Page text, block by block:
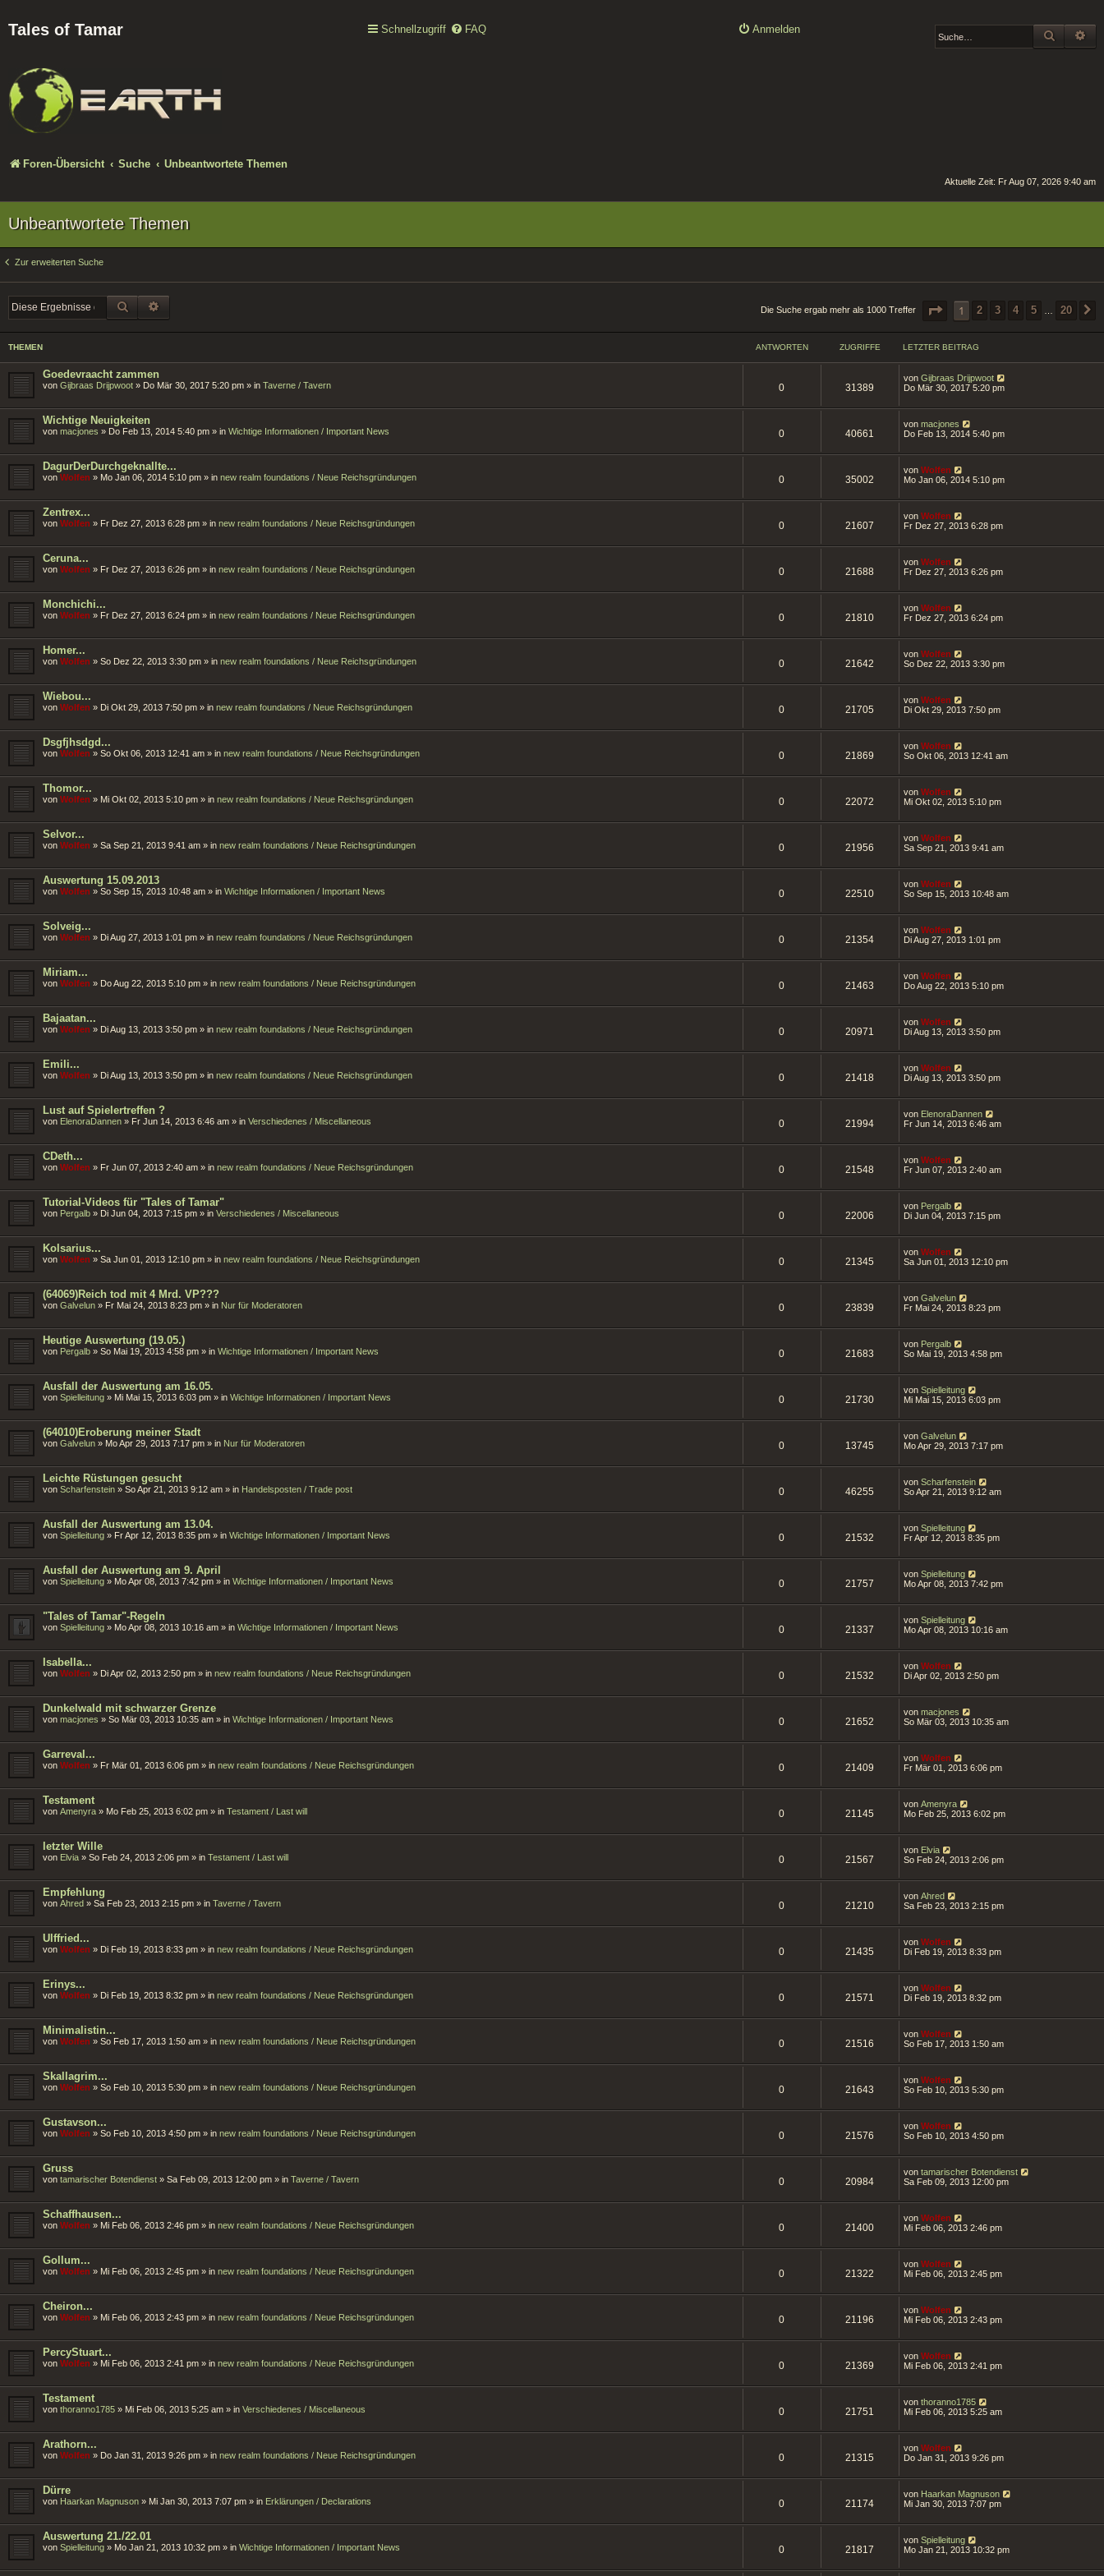
Tales of Tamar Schnellzugriff FAQ Anmelden SUCHE
Foren-Übersicht Suche Unbeantwortete Themen
Aktuelle Zeit: Fr Aug 07, 2026 9:40 am
Unbeantwortete Themen
Zur erweiterten Suche
SUCHE Die Suche ergab mehr als 1000 Treffer SEITE1 VON20
1 2 3 4 5 20
THEMEN ANTWORTEN ZUGRIFFE LETZTER BEITRAG
Goedevraacht zammen
von Gijbraas Drijpwoot » Do Mär 30, 2017 5:20 pm » in Taverne / Tavern 0 31389
von Gijbraas Drijpwoot
Do Mär 30, 2017 5:20 pm
Wichtige Neuigkeiten
von macjones » Do Feb 13, 2014 5:40 pm » in Wichtige Informationen / Important News 0 40661
von macjones
Do Feb 13, 2014 5:40 pm
DagurDerDurchgeknallte...
von Wolfen » Mo Jan 06, 2014 5:10 pm » in new realm foundations / Neue Reichsgründungen 0 35002
von Wolfen
Mo Jan 06, 2014 5:10 pm
Zentrex...
von Wolfen » Fr Dez 27, 2013 6:28 pm » in new realm foundations / Neue Reichsgründungen 0 21607
von Wolfen
Fr Dez 27, 2013 6:28 pm
Ceruna...
von Wolfen » Fr Dez 27, 2013 6:26 pm » in new realm foundations / Neue Reichsgründungen 0 21688
von Wolfen
Fr Dez 27, 2013 6:26 pm
Monchichi...
von Wolfen » Fr Dez 27, 2013 6:24 pm » in new realm foundations / Neue Reichsgründungen 0 21810
von Wolfen
Fr Dez 27, 2013 6:24 pm
Homer...
von Wolfen » So Dez 22, 2013 3:30 pm » in new realm foundations / Neue Reichsgründungen 0 21642
von Wolfen
So Dez 22, 2013 3:30 pm
Wiebou...
von Wolfen » Di Okt 29, 2013 7:50 pm » in new realm foundations / Neue Reichsgründungen 0 21705
von Wolfen
Di Okt 29, 2013 7:50 pm
Dsgfjhsdgd...
von Wolfen » So Okt 06, 2013 12:41 am » in new realm foundations / Neue Reichsgründungen 0 21869
von Wolfen
So Okt 06, 2013 12:41 am
Thomor...
von Wolfen » Mi Okt 02, 2013 5:10 pm » in new realm foundations / Neue Reichsgründungen 0 22072
von Wolfen
Mi Okt 02, 2013 5:10 pm
Selvor...
von Wolfen » Sa Sep 21, 2013 9:41 am » in new realm foundations / Neue Reichsgründungen 0 21956
von Wolfen
Sa Sep 21, 2013 9:41 am
Auswertung 15.09.2013
von Wolfen » So Sep 15, 2013 10:48 am » in Wichtige Informationen / Important News 0 22510
von Wolfen
So Sep 15, 2013 10:48 am
Solveig...
von Wolfen » Di Aug 27, 2013 1:01 pm » in new realm foundations / Neue Reichsgründungen 0 21354
von Wolfen
Di Aug 27, 2013 1:01 pm
Miriam...
von Wolfen » Do Aug 22, 2013 5:10 pm » in new realm foundations / Neue Reichsgründungen 0 21463
von Wolfen
Do Aug 22, 2013 5:10 pm
Bajaatan...
von Wolfen » Di Aug 13, 2013 3:50 pm » in new realm foundations / Neue Reichsgründungen 0 20971
von Wolfen
Di Aug 13, 2013 3:50 pm
Emili...
von Wolfen » Di Aug 13, 2013 3:50 pm » in new realm foundations / Neue Reichsgründungen 0 21418
von Wolfen
Di Aug 13, 2013 3:50 pm
Lust auf Spielertreffen ?
von ElenoraDannen » Fr Jun 14, 2013 6:46 am » in Verschiedenes / Miscellaneous 0 21994
von ElenoraDannen
Fr Jun 14, 2013 6:46 am
CDeth...
von Wolfen » Fr Jun 07, 2013 2:40 am » in new realm foundations / Neue Reichsgründungen 0 21548
von Wolfen
Fr Jun 07, 2013 2:40 am
Tutorial-Videos für "Tales of Tamar"
von Pergalb » Di Jun 04, 2013 7:15 pm » in Verschiedenes / Miscellaneous 0 22006
von Pergalb
Di Jun 04, 2013 7:15 pm
Kolsarius...
von Wolfen » Sa Jun 01, 2013 12:10 pm » in new realm foundations / Neue Reichsgründungen 0 21345
von Wolfen
Sa Jun 01, 2013 12:10 pm
(64069)Reich tod mit 4 Mrd. VP???
von Galvelun » Fr Mai 24, 2013 8:23 pm » in Nur für Moderatoren 0 23839
von Galvelun
Fr Mai 24, 2013 8:23 pm
Heutige Auswertung (19.05.)
von Pergalb » So Mai 19, 2013 4:58 pm » in Wichtige Informationen / Important News 0 21683
von Pergalb
So Mai 19, 2013 4:58 pm
Ausfall der Auswertung am 16.05.
von Spielleitung » Mi Mai 15, 2013 6:03 pm » in Wichtige Informationen / Important News 0 21730
von Spielleitung
Mi Mai 15, 2013 6:03 pm
(64010)Eroberung meiner Stadt
von Galvelun » Mo Apr 29, 2013 7:17 pm » in Nur für Moderatoren 0 13745
von Galvelun
Mo Apr 29, 2013 7:17 pm
Leichte Rüstungen gesucht
von Scharfenstein » So Apr 21, 2013 9:12 am » in Handelsposten / Trade post 0 46255
von Scharfenstein
So Apr 21, 2013 9:12 am
Ausfall der Auswertung am 13.04.
von Spielleitung » Fr Apr 12, 2013 8:35 pm » in Wichtige Informationen / Important News 0 21532
von Spielleitung
Fr Apr 12, 2013 8:35 pm
Ausfall der Auswertung am 9. April
von Spielleitung » Mo Apr 08, 2013 7:42 pm » in Wichtige Informationen / Important News 0 21757
von Spielleitung
Mo Apr 08, 2013 7:42 pm
"Tales of Tamar"-Regeln
von Spielleitung » Mo Apr 08, 2013 10:16 am » in Wichtige Informationen / Important News 0 21337
von Spielleitung
Mo Apr 08, 2013 10:16 am
Isabella...
von Wolfen » Di Apr 02, 2013 2:50 pm » in new realm foundations / Neue Reichsgründungen 0 21532
von Wolfen
Di Apr 02, 2013 2:50 pm
Dunkelwald mit schwarzer Grenze
von macjones » So Mär 03, 2013 10:35 am » in Wichtige Informationen / Important News 0 21652
von macjones
So Mär 03, 2013 10:35 am
Garreval...
von Wolfen » Fr Mär 01, 2013 6:06 pm » in new realm foundations / Neue Reichsgründungen 0 21409
von Wolfen
Fr Mär 01, 2013 6:06 pm
Testament
von Amenyra » Mo Feb 25, 2013 6:02 pm » in Testament / Last will 0 21145
von Amenyra
Mo Feb 25, 2013 6:02 pm
letzter Wille
von Elvia » So Feb 24, 2013 2:06 pm » in Testament / Last will 0 21567
von Elvia
So Feb 24, 2013 2:06 pm
Empfehlung
von Ahred » Sa Feb 23, 2013 2:15 pm » in Taverne / Tavern 0 21210
von Ahred
Sa Feb 23, 2013 2:15 pm
Ulffried...
von Wolfen » Di Feb 19, 2013 8:33 pm » in new realm foundations / Neue Reichsgründungen 0 21435
von Wolfen
Di Feb 19, 2013 8:33 pm
Erinys...
von Wolfen » Di Feb 19, 2013 8:32 pm » in new realm foundations / Neue Reichsgründungen 0 21571
von Wolfen
Di Feb 19, 2013 8:32 pm
Minimalistin...
von Wolfen » So Feb 17, 2013 1:50 am » in new realm foundations / Neue Reichsgründungen 0 21516
von Wolfen
So Feb 17, 2013 1:50 am
Skallagrim...
von Wolfen » So Feb 10, 2013 5:30 pm » in new realm foundations / Neue Reichsgründungen 0 21643
von Wolfen
So Feb 10, 2013 5:30 pm
Gustavson...
von Wolfen » So Feb 10, 2013 4:50 pm » in new realm foundations / Neue Reichsgründungen 0 21576
von Wolfen
So Feb 10, 2013 4:50 pm
Gruss
von tamarischer Botendienst » Sa Feb 09, 2013 12:00 pm » in Taverne / Tavern 0 20984
von tamarischer Botendienst
Sa Feb 09, 2013 12:00 pm
Schaffhausen...
von Wolfen » Mi Feb 06, 2013 2:46 pm » in new realm foundations / Neue Reichsgründungen 0 21400
von Wolfen
Mi Feb 06, 2013 2:46 pm
Gollum...
von Wolfen » Mi Feb 06, 2013 2:45 pm » in new realm foundations / Neue Reichsgründungen 0 21322
von Wolfen
Mi Feb 06, 2013 2:45 pm
Cheiron...
von Wolfen » Mi Feb 06, 2013 2:43 pm » in new realm foundations / Neue Reichsgründungen 0 21196
von Wolfen
Mi Feb 06, 2013 2:43 pm
PercyStuart...
von Wolfen » Mi Feb 06, 2013 2:41 pm » in new realm foundations / Neue Reichsgründungen 0 21369
von Wolfen
Mi Feb 06, 2013 2:41 pm
Testament
von thoranno1785 » Mi Feb 06, 2013 5:25 am » in Verschiedenes / Miscellaneous 0 21751
von thoranno1785
Mi Feb 06, 2013 5:25 am
Arathorn...
von Wolfen » Do Jan 31, 2013 9:26 pm » in new realm foundations / Neue Reichsgründungen 0 21315
von Wolfen
Do Jan 31, 2013 9:26 pm
Dürre
von Haarkan Magnuson » Mi Jan 30, 2013 7:07 pm » in Erklärungen / Declarations 0 21174
von Haarkan Magnuson
Mi Jan 30, 2013 7:07 pm
Auswertung 21./22.01
von Spielleitung » Mo Jan 21, 2013 10:32 pm » in Wichtige Informationen / Important News 0 21817
von Spielleitung
Mo Jan 21, 2013 10:32 pm